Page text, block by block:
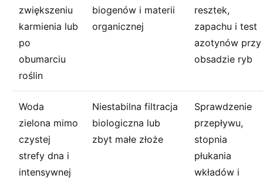
zwiększeniu
karmienia lub
po
obumarciu
roślin
biogenów i materii
organicznej
resztek,
zapachu i test
azotynów przy
obsadzie ryb
Woda
zielona mimo
czystej
strefy dna i
intensywnej
Niestabilna filtracja
biologiczna lub
zbyt małe złoże
Sprawdzenie
przepływu,
stopnia
płukania
wkładów i